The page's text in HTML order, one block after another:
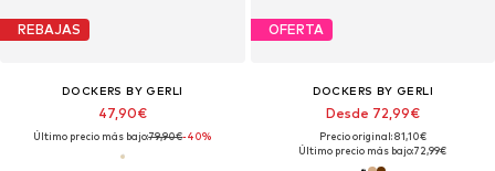
REBAJAS
DOCKERS BY GERLI
47,90€
Último precio más bajo:79,90€-40%
OFERTA
DOCKERS BY GERLI
Desde 72,99€
Precio original: 81,10€
Último precio más bajo:72,99€